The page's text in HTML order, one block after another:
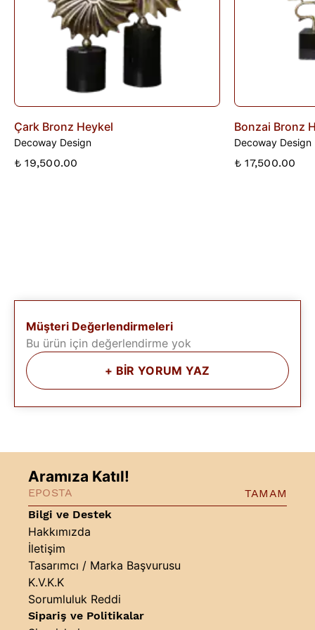
Çark Bronz Heykel
Decoway Design
₺ 19,500.00
Bonzai Bronz
Decoway Design
₺ 17,500.00
Müşteri Değerlendirmeleri
Bu ürün için değerlendirme yok
+ BİR YORUM YAZ
Bilgi ve Destek
Hakkımızda
İletişim
Tasarımcı / Marka Başvurusu
K.V.K.K
Sorumluluk Reddi
Sipariş ve Politikalar
Aramıza Katıl!
TAMAM